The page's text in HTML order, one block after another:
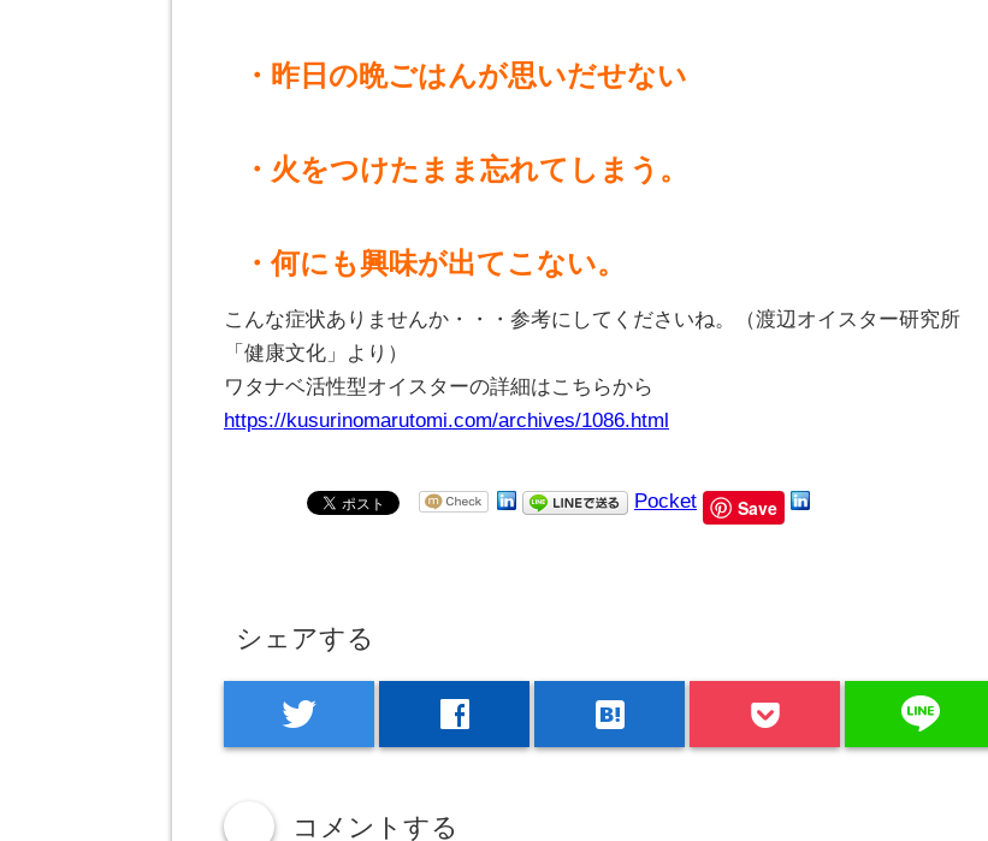
・昨日の晩ごはんが思いだせない
・火をつけたまま忘れてしまう。
・何にも興味が出てこない。
こんな症状ありませんか・・・参考にしてくださいね。（渡辺オイスター研究所
「健康文化」より）
ワタナベ活性型オイスターの詳細はこちらから
https://kusurinomarutomi.com/archives/1086.html
Pocket Save
シェアする
twitter facebook hatenabookmark line
コメントする